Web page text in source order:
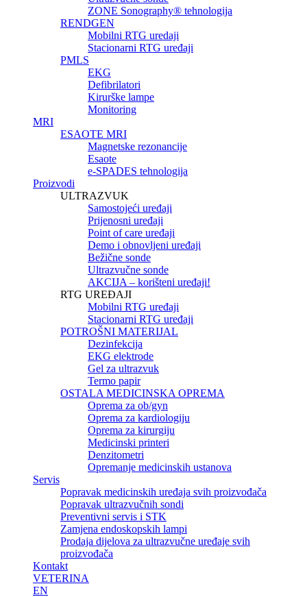
ZONE Sonography® tehnologija
RENDGEN
Mobilni RTG uredaji
Stacionarni RTG uređaji
PMLS
EKG
Defibrilatori
Kirurške lampe
Monitoring
MRI
ESAOTE MRI
Magnetske rezonancije
Esaote
e-SPADES tehnologija
Proizvodi
ULTRAZVUK
Samostojeći uređaji
Prijenosni uređaji
Point of care uređaji
Demo i obnovljeni uređaji
Bežične sonde
Ultrazvučne sonde
AKCIJA – korišteni uređaji!
RTG UREĐAJI
Mobilni RTG uređaji
Stacionarni RTG uređaji
POTROŠNI MATERIJAL
Dezinfekcija
EKG elektrode
Gel za ultrazvuk
Termo papir
OSTALA MEDICINSKA OPREMA
Oprema za ob/gyn
Oprema za kardiologiju
Oprema za kirurgiju
Medicinski printeri
Denzitometri
Opremanje medicinskih ustanova
Servis
Popravak medicinskih uređaja svih proizvođača
Popravak ultrazvučnih sondi
Preventivni servis i STK
Zamjena endoskopskih lampi
Prodaja dijelova za ultrazvučne uređaje svih
proizvođača
Kontakt
VETERINA
EN